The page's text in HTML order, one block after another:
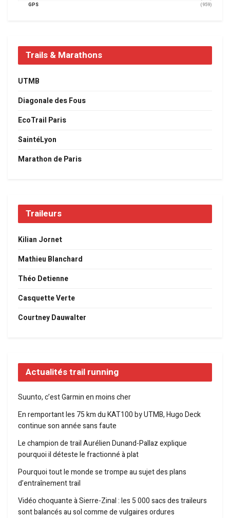
GPS
(959)
Trails & Marathons
UTMB
Diagonale des Fous
EcoTrail Paris
SaintéLyon
Marathon de Paris
Traileurs
Kilian Jornet
Mathieu Blanchard
Théo Detienne
Casquette Verte
Courtney Dauwalter
Actualités trail running
Suunto, c’est Garmin en moins cher
En remportant les 75 km du KAT100 by UTMB, Hugo Deck
continue son année sans faute
Le champion de trail Aurélien Dunand-Pallaz explique
pourquoi il déteste le fractionné à plat
Pourquoi tout le monde se trompe au sujet des plans
d’entraînement trail
Vidéo choquante à Sierre-Zinal : les 5 000 sacs des traileurs
sont balancés au sol comme de vulgaires ordures